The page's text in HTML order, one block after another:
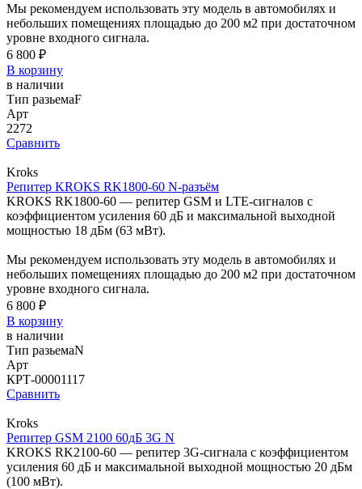
Мы рекомендуем использовать эту модель в автомобилях и
небольших помещениях площадью до 200 м2 при достаточном
уровне входного сигнала.
6 800 ₽
В корзину
в наличии
Тип разьемаF
Арт
2272
Сравнить
Kroks
Репитер KROKS RK1800-60 N-разъём
KROKS RK1800-60 — репитер GSM и LTE-сигналов с
коэффициентом усиления 60 дБ и максимальной выходной
мощностью 18 дБм (63 мВт).
Мы рекомендуем использовать эту модель в автомобилях и
небольших помещениях площадью до 200 м2 при достаточном
уровне входного сигнала.
6 800 ₽
В корзину
в наличии
Тип разьемаN
Арт
КРТ-00001117
Сравнить
Kroks
Репитер GSM 2100 60дБ 3G N
KROKS RK2100-60 — репитер 3G-сигнала с коэффициентом
усиления 60 дБ и максимальной выходной мощностью 20 дБм
(100 мВт).